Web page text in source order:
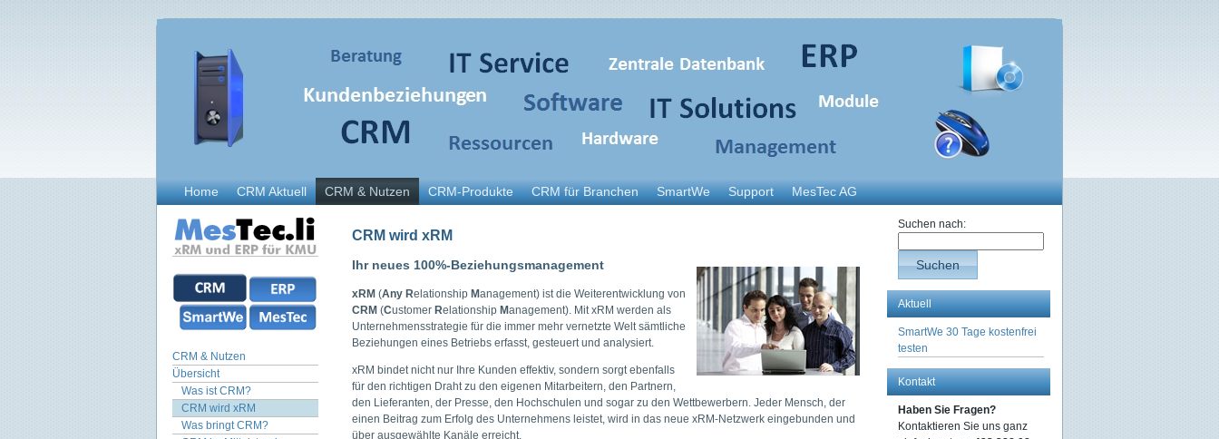
Home CRM Aktuell CRM & Nutzen CRM-Produkte CRM für Branchen SmartWe Support MesTec AG
CRM & Nutzen
Übersicht
Was ist CRM?
CRM wird xRM
Was bringt CRM?
CRM wird xRM
Ihr neues 100%-Beziehungsmanagement
xRM (Any Relationship Management) ist die Weiter­entwicklung von
CRM (Customer Relationship Management). Mit xRM werden als
Unternehmensstrategie für die immer mehr vernetzte Welt sämtliche
Beziehungen eines Betriebs erfasst, gesteuert und analysiert.
xRM bindet nicht nur Ihre Kunden effektiv, sondern sorgt ebenfalls
für den richtigen Draht zu den eigenen Mitarbeitern, den Partnern,
den Lieferanten, der Presse, den Hochschulen und sogar zu den Wettbewerbern. Jeder Mensch, der
einen Beitrag zum Erfolg des Unternehmens leistet, wird in das neue xRM-Netzwerk eingebunden und
über ausgewählte Kanäle erreicht.
Suchen nach:
Suchen
Aktuell
SmartWe 30 Tage kostenfrei
testen
Kontakt
Haben Sie Fragen?
Kontaktieren Sie uns ganz